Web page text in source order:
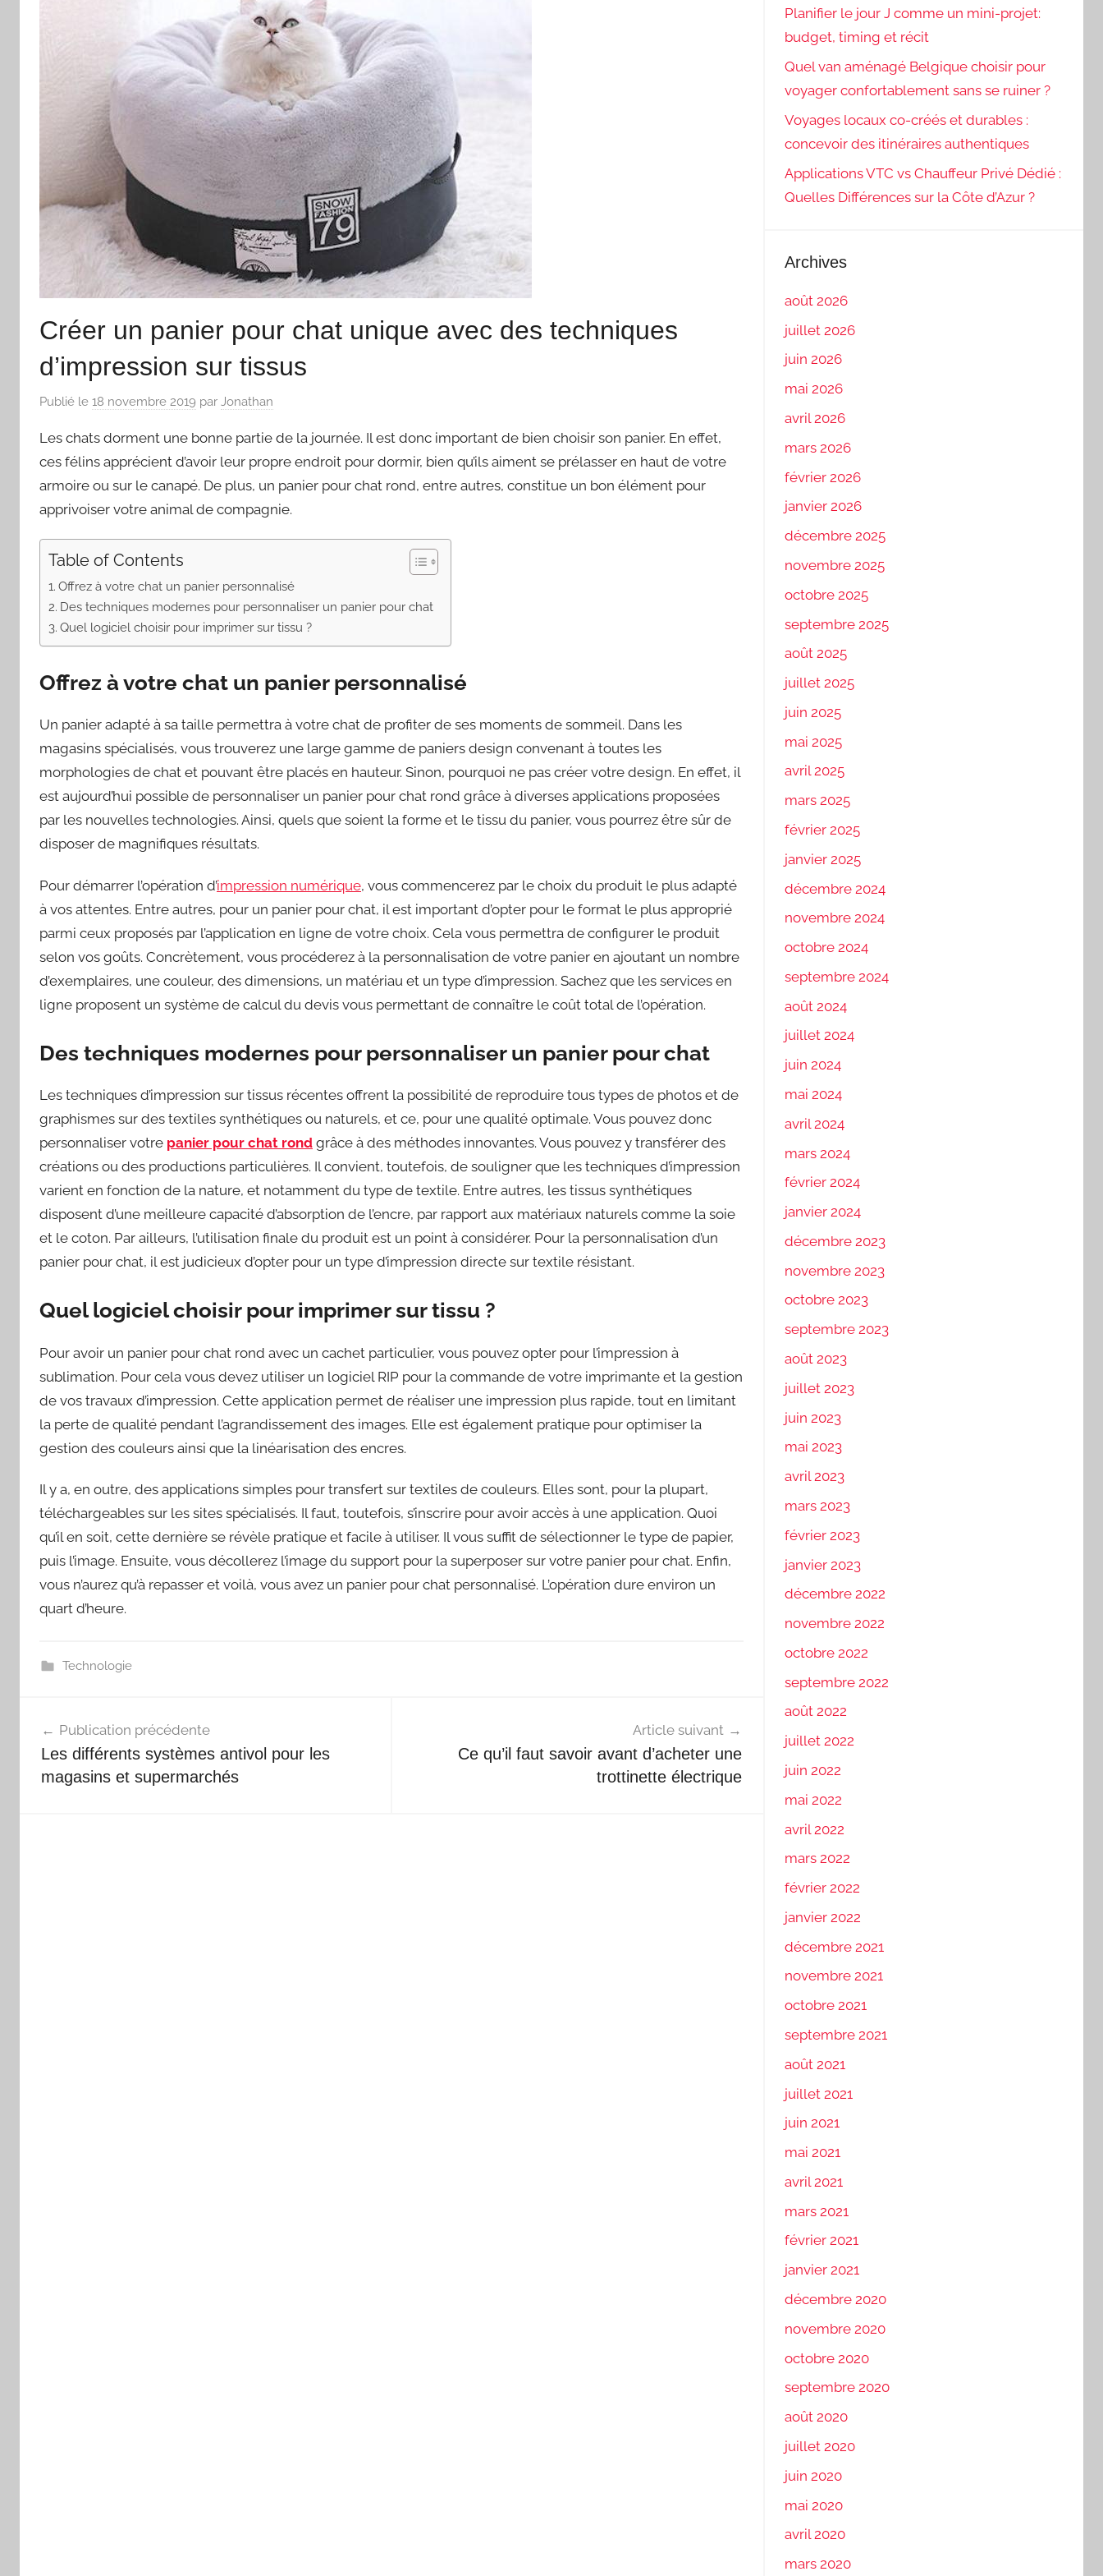
Créer un panier pour chat unique avec des techniques
d’impression sur tissus
Publié le 18 novembre 2019 par Jonathan
Les chats dorment une bonne partie de la journée. Il est donc important de bien choisir son panier. En effet,
ces félins apprécient d’avoir leur propre endroit pour dormir, bien qu’ils aiment se prélasser en haut de votre
armoire ou sur le canapé. De plus, un panier pour chat rond, entre autres, constitue un bon élément pour
apprivoiser votre animal de compagnie.
Table of Contents
Offrez à votre chat un panier personnalisé
Des techniques modernes pour personnaliser un panier pour chat
Quel logiciel choisir pour imprimer sur tissu ?
Offrez à votre chat un panier personnalisé
Un panier adapté à sa taille permettra à votre chat de profiter de ses moments de sommeil. Dans les
magasins spécialisés, vous trouverez une large gamme de paniers design convenant à toutes les
morphologies de chat et pouvant être placés en hauteur. Sinon, pourquoi ne pas créer votre design. En effet, il
est aujourd’hui possible de personnaliser un panier pour chat rond grâce à diverses applications proposées
par les nouvelles technologies. Ainsi, quels que soient la forme et le tissu du panier, vous pourrez être sûr de
disposer de magnifiques résultats.
Pour démarrer l’opération d’impression numérique, vous commencerez par le choix du produit le plus adapté
à vos attentes. Entre autres, pour un panier pour chat, il est important d’opter pour le format le plus approprié
parmi ceux proposés par l’application en ligne de votre choix. Cela vous permettra de configurer le produit
selon vos goûts. Concrètement, vous procéderez à la personnalisation de votre panier en ajoutant un nombre
d’exemplaires, une couleur, des dimensions, un matériau et un type d’impression. Sachez que les services en
ligne proposent un système de calcul du devis vous permettant de connaître le coût total de l’opération.
Des techniques modernes pour personnaliser un panier pour chat
Les techniques d’impression sur tissus récentes offrent la possibilité de reproduire tous types de photos et de
graphismes sur des textiles synthétiques ou naturels, et ce, pour une qualité optimale. Vous pouvez donc
personnaliser votre panier pour chat rond grâce à des méthodes innovantes. Vous pouvez y transférer des
créations ou des productions particulières. Il convient, toutefois, de souligner que les techniques d’impression
varient en fonction de la nature, et notamment du type de textile. Entre autres, les tissus synthétiques
disposent d’une meilleure capacité d’absorption de l’encre, par rapport aux matériaux naturels comme la soie
et le coton. Par ailleurs, l’utilisation finale du produit est un point à considérer. Pour la personnalisation d’un
panier pour chat, il est judicieux d’opter pour un type d’impression directe sur textile résistant.
Quel logiciel choisir pour imprimer sur tissu ?
Pour avoir un panier pour chat rond avec un cachet particulier, vous pouvez opter pour l’impression à
sublimation. Pour cela vous devez utiliser un logiciel RIP pour la commande de votre imprimante et la gestion
de vos travaux d’impression. Cette application permet de réaliser une impression plus rapide, tout en limitant
la perte de qualité pendant l’agrandissement des images. Elle est également pratique pour optimiser la
gestion des couleurs ainsi que la linéarisation des encres.
Il y a, en outre, des applications simples pour transfert sur textiles de couleurs. Elles sont, pour la plupart,
téléchargeables sur les sites spécialisés. Il faut, toutefois, s’inscrire pour avoir accès à une application. Quoi
qu’il en soit, cette dernière se révèle pratique et facile à utiliser. Il vous suffit de sélectionner le type de papier,
puis l’image. Ensuite, vous décollerez l’image du support pour la superposer sur votre panier pour chat. Enfin,
vous n’aurez qu’à repasser et voilà, vous avez un panier pour chat personnalisé. L’opération dure environ un
quart d’heure.
Technologie
de
l’article
Publication précédente
Les différents systèmes antivol pour les
magasins et supermarchés
Article suivant
Ce qu’il faut savoir avant d’acheter une
trottinette électrique
Planifier le jour J comme un mini-projet:
budget, timing et récit
Quel van aménagé Belgique choisir pour
voyager confortablement sans se ruiner ?
Voyages locaux co-créés et durables :
concevoir des itinéraires authentiques
Applications VTC vs Chauffeur Privé Dédié :
Quelles Différences sur la Côte d’Azur ?
Archives
août 2026
juillet 2026
juin 2026
mai 2026
avril 2026
mars 2026
février 2026
janvier 2026
décembre 2025
novembre 2025
octobre 2025
septembre 2025
août 2025
juillet 2025
juin 2025
mai 2025
avril 2025
mars 2025
février 2025
janvier 2025
décembre 2024
novembre 2024
octobre 2024
septembre 2024
août 2024
juillet 2024
juin 2024
mai 2024
avril 2024
mars 2024
février 2024
janvier 2024
décembre 2023
novembre 2023
octobre 2023
septembre 2023
août 2023
juillet 2023
juin 2023
mai 2023
avril 2023
mars 2023
février 2023
janvier 2023
décembre 2022
novembre 2022
octobre 2022
septembre 2022
août 2022
juillet 2022
juin 2022
mai 2022
avril 2022
mars 2022
février 2022
janvier 2022
décembre 2021
novembre 2021
octobre 2021
septembre 2021
août 2021
juillet 2021
juin 2021
mai 2021
avril 2021
mars 2021
février 2021
janvier 2021
décembre 2020
novembre 2020
octobre 2020
septembre 2020
août 2020
juillet 2020
juin 2020
mai 2020
avril 2020
mars 2020